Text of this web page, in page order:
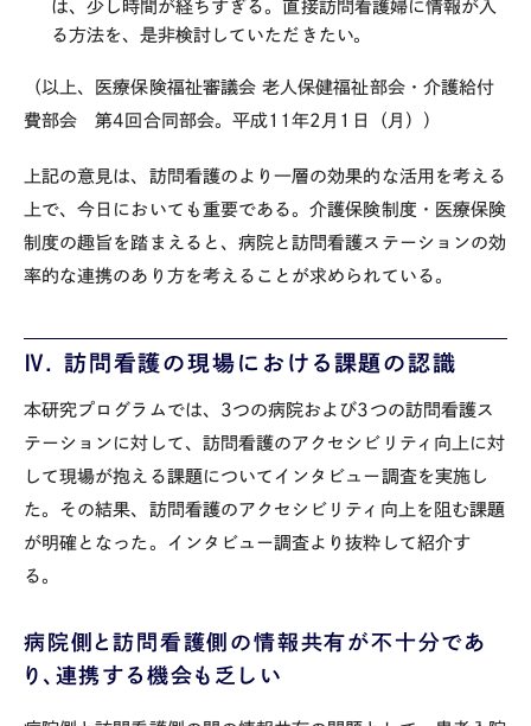
は、少し時間が経ちすぎる。直接訪問看護婦に情報が入
る方法を、是非検討していただきたい。
（以上、医療保険福祉審議会 老人保健福祉部会・介護給付
費部会 第4 回合同部会。平成11年2 月 1 日（月））
上記の意見は、訪問看護のより一層の効果的な活用を考える
上で、今日においても重要である。介護保険制度・医療保険
制度の趣旨を踏まえると、病院と訪問看護ステーションの効
率的な連携のあり方を考えることが求められている。
Ⅳ. 訪問看護の現場における課題の認識
本研究プログラムでは、 3つの病院および3 つの訪問看護ス
テーションに対して、訪問看護のアクセシビリティ向上に対
して現場が抱える課題についてインタビュー調査を実施し
た。その結果、訪問看護のアクセシビリティ向上を阻む課題
が明確となった。インタビュー調査より抜粋して紹介す
る。
病院側と訪問看護側の情報共有が不十分であ
り、連携する機会も乏しい